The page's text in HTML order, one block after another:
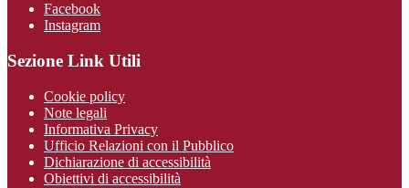
Facebook
Instagram
Sezione Link Utili
Cookie policy
Note legali
Informativa Privacy
Ufficio Relazioni con il Pubblico
Dichiarazione di accessibilità
Obiettivi di accessibilità